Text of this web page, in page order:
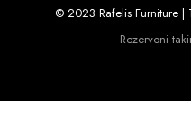
© 2023 Rafelis Furniture |
Rezervoni